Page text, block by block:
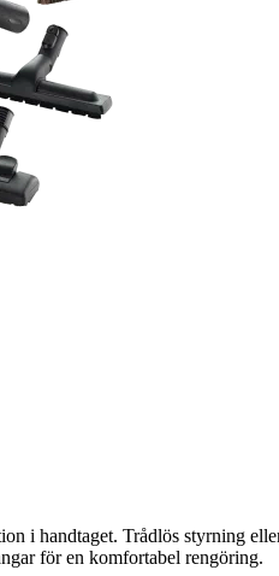
i handtaget. Trådlös styrning
för en komfortabel rengöring.